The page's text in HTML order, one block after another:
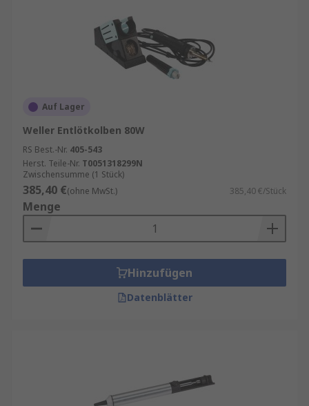
Auf Lager
Weller Entlötkolben 80W
RS Best.-Nr. 405-543
Herst. Teile-Nr. T0051318299N
Zwischensumme (1 Stück)
385,40 €(ohne MwSt.) 385,40 €/Stück
Menge
Hinzufügen
Datenblätter